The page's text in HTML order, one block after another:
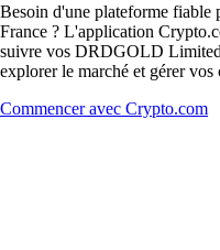
Besoin d'une plateforme
France ? L'application
suivre vos DRDGOLD
explorer le marché et gérer
Commencer avec Crypto.com